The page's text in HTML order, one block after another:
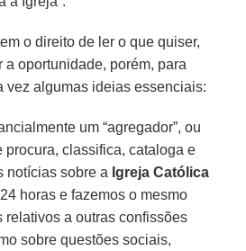
o direito de ler o que quiser,
a oportunidade, porém, para
vez algumas ideias essenciais:
um “agregador”, ou
procura, classifica, cataloga e
notícias sobre a Igreja Católica
horas e fazemos o mesmo
relativos a outras confissões
sobre questões sociais,